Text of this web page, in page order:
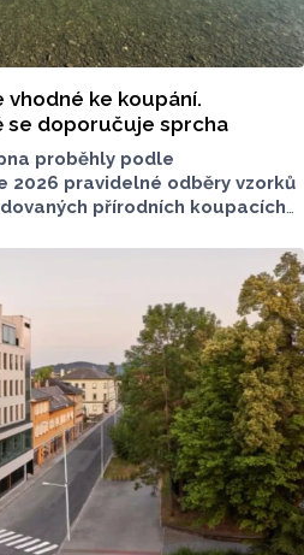
vhodné ke koupání.
se doporučuje sprcha
proběhly podle
2026 pravidelné odběry vzorků
přírodních koupacích
Poděbrady (KO
proveden Krajskou
kraje (KHS)
ústavem se sídlem v Ostravě,
v Olomouci.